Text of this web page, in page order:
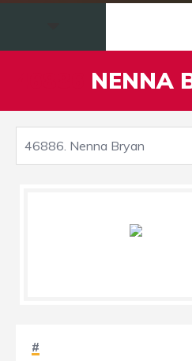
NENNA
#